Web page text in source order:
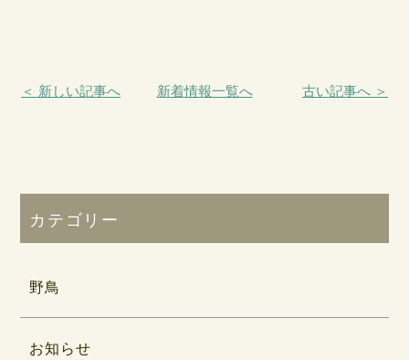
＜ 新しい記事へ 新着情報一覧へ 古い記事へ ＞
カテゴリー
野鳥
お知らせ